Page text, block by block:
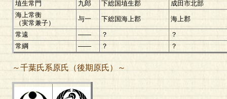
埴生常門
九郎 下総国埴生郡
成田市北部
海上常衡
（実常兼子）
与一 下総国海上郡 海上郡
常遠 ―― ？
？
常綱
―― ？ ？
～千葉氏系原氏（後期原氏）～